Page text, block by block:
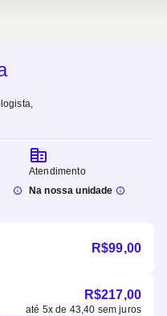
Atendimento
Na nossa unidade
R$99,00
R$217,00
até 5x de 43,40 sem juros